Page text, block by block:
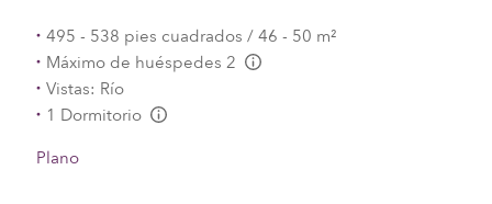
495 - 538 pies cuadrados / 46 - 50 m²
Máximo de huéspedes 2
Vistas: Río
1 Dormitorio
Plano